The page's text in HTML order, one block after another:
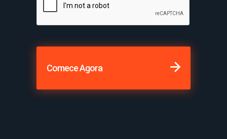
Comece Agora